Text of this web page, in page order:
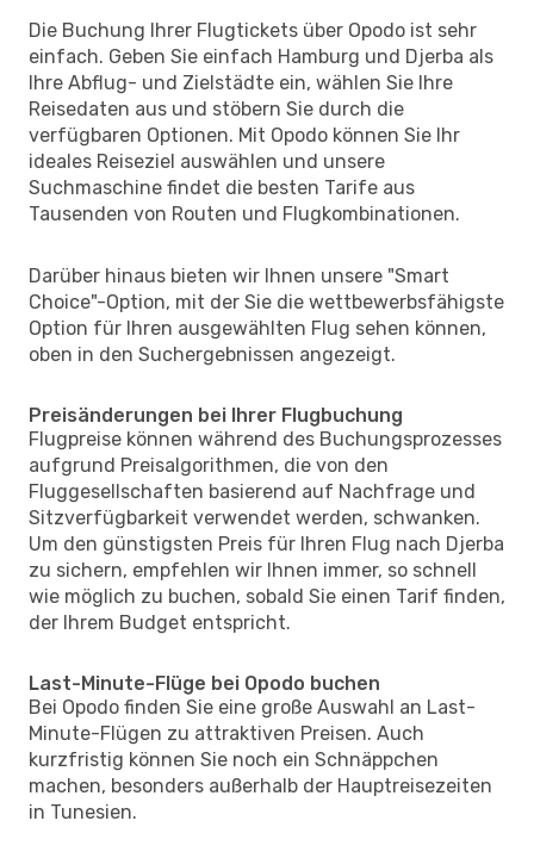
Die Buchung Ihrer Flugtickets über Opodo ist sehr
einfach. Geben Sie einfach Hamburg und Djerba als
Ihre Abflug- und Zielstädte ein, wählen Sie Ihre
Reisedaten aus und stöbern Sie durch die
verfügbaren Optionen. Mit Opodo können Sie Ihr
ideales Reiseziel auswählen und unsere
Suchmaschine findet die besten Tarife aus
Tausenden von Routen und Flugkombinationen.
Darüber hinaus bieten wir Ihnen unsere "Smart
Choice"-Option, mit der Sie die wettbewerbsfähigste
Option für Ihren ausgewählten Flug sehen können,
oben in den Suchergebnissen angezeigt.
Preisänderungen bei Ihrer Flugbuchung
Flugpreise können während des Buchungsprozesses
aufgrund Preisalgorithmen, die von den
Fluggesellschaften basierend auf Nachfrage und
Sitzverfügbarkeit verwendet werden, schwanken.
Um den günstigsten Preis für Ihren Flug nach Djerba
zu sichern, empfehlen wir Ihnen immer, so schnell
wie möglich zu buchen, sobald Sie einen Tarif finden,
der Ihrem Budget entspricht.
Last-Minute-Flüge bei Opodo buchen
Bei Opodo finden Sie eine große Auswahl an Last-
Minute-Flügen zu attraktiven Preisen. Auch
kurzfristig können Sie noch ein Schnäppchen
machen, besonders außerhalb der Hauptreisezeiten
in Tunesien.